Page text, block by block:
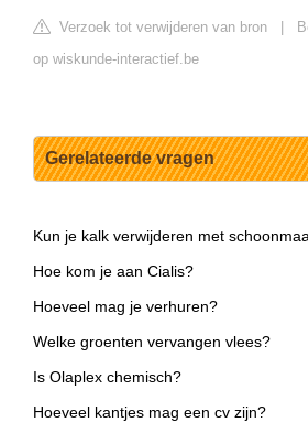
Verzoek tot verwijderen van bron
op wiskunde-interactief.be
Gerelateerde vragen
Kun je kalk verwijderen met
Hoe kom je aan Cialis?
Hoeveel mag je verhuren?
Welke groenten vervangen vlees?
Is Olaplex chemisch?
Hoeveel kantjes mag een cv zijn?